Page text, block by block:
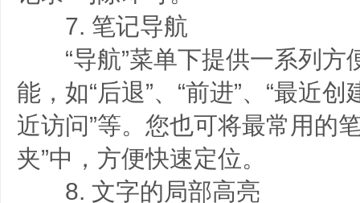
7. 笔记导航
“导航”菜单下提供一系列方
能，如“后退”、“前进”、“最近创
近访问”等。您也可将最常用的
夹”中，方便快速定位。
8. 文字的局部高亮